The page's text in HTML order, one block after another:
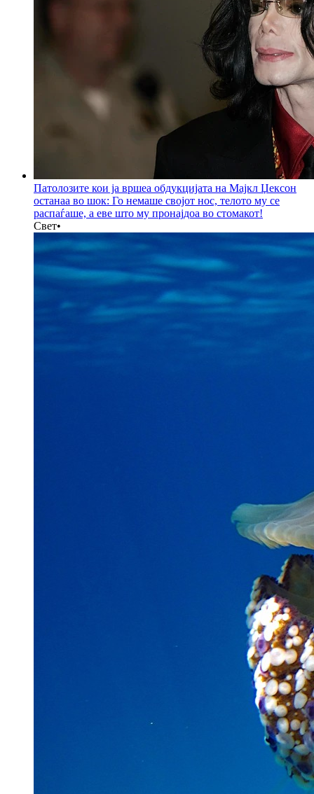
Патолозите кои ја вршеа обдукцијата на Мајкл Џексон
останаа во шок: Го немаше својот нос, телото му се
распаѓаше, а еве што му пронајдоа во стомакот!
Свет•